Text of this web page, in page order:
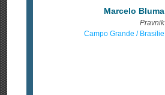
Marcelo Bluma
Pravnik
Campo Grande / Brasilie